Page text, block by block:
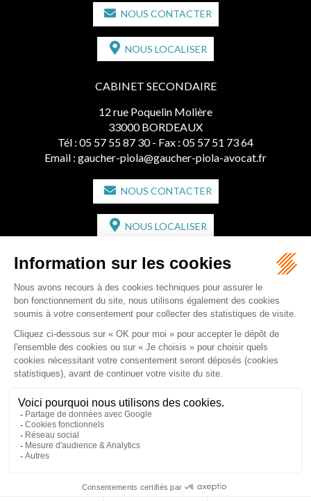
NOUS CONTACTER
NOUS LOCALISER
CABINET SECONDAIRE
12 rue Poquelin Molière
33000 BORDEAUX
Tél : 05 57 55 87 30 - Fax : 05 57 51 73 64
Email : gaucher-piola@gaucher-piola-avocat.fr
NOUS CONTACTER
NOUS LOCALISER
CABINET SECONDAIRE
2 bis Avenue de l'Europe
33350 ST MAGNE-DE-CASTILLON
Tél :05 57 55 87 30 - Fax : 05 57 51 73 64
Email :gaucher-piola@gaucher-piola-avocat.fr
NOUS CONTACTER
NOUS LOCALISER
Honoraires Plan du site Mentions légales